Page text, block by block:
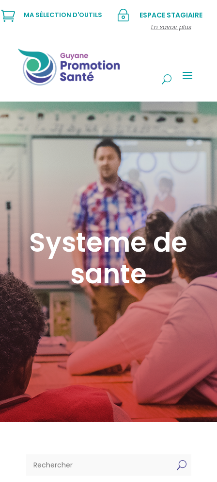
~ ESPACE STAGIAIRE
En savoir plus
 MA SÉLECTION D'OUTILS
Systeme de
sante
U